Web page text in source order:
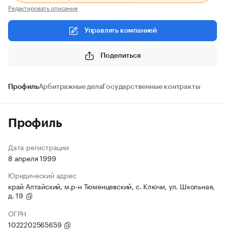
Редактировать описание
Управлять компанией
Поделиться
ПрофильАрбитражные дела Государственные контракты
Профиль
Дата регистрации
8 апреля 1999
Юридический адрес
край Алтайский, м.р-н Тюменцевский, с. Ключи, ул. Школьная,
д. 19
ОГРН
1022202565659